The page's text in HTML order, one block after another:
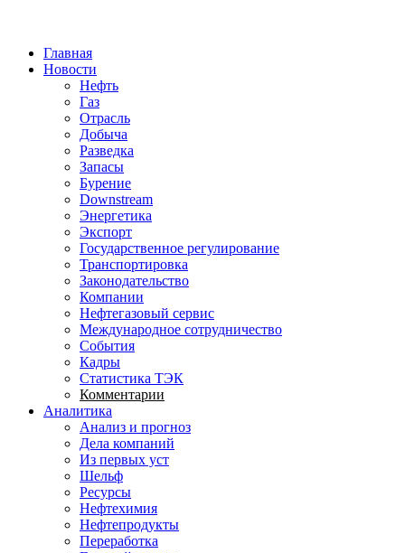
Главная
Новости
Нефть
Газ
Отрасль
Добыча
Разведка
Запасы
Бурение
Downstream
Энергетика
Экспорт
Государственное регулирование
Транспортировка
Законодательство
Компании
Нефтегазовый сервис
Международное сотрудничество
События
Кадры
Статистика ТЭК
Комментарии
Аналитика
Анализ и прогноз
Дела компаний
Из первых уст
Шельф
Ресурсы
Нефтехимия
Нефтепродукты
Переработка